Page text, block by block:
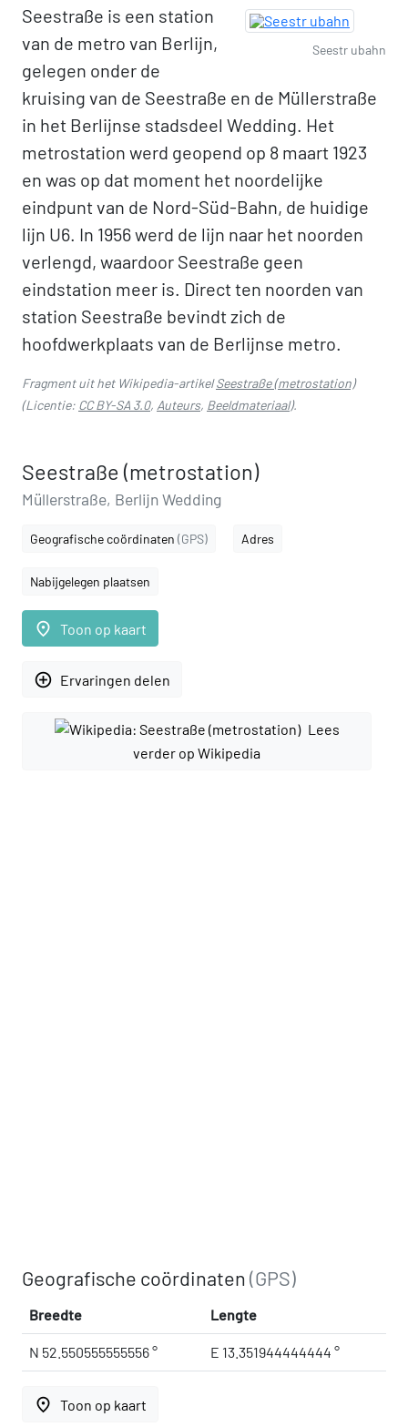
Seestr ubahn
Seestraße is een station
van de metro van Berlijn,
gelegen onder de
kruising van de Seestraße en de Müllerstraße
in het Berlijnse stadsdeel Wedding. Het
metrostation werd geopend op 8 maart 1923
en was op dat moment het noordelijke
eindpunt van de Nord-Süd-Bahn, de huidige
lijn U6. In 1956 werd de lijn naar het noorden
verlengd, waardoor Seestraße geen
eindstation meer is. Direct ten noorden van
station Seestraße bevindt zich de
hoofdwerkplaats van de Berlijnse metro.
Fragment uit het Wikipedia-artikelSeestraße (metrostation)
(Licentie: CC BY-SA 3.0, Auteurs, Beeldmateriaal).
Seestraße (metrostation)
Müllerstraße, Berlijn Wedding
Geografische coördinaten (GPS) Adres
Nabijgelegen plaatsen
place Toon op kaart
add_circle_outline Ervaringen delen
Lees
verder op Wikipedia
Geografische coördinaten(GPS)
Breedte Lengte
N 52.550555555556 ° E 13.351944444444 °
place Toon op kaart